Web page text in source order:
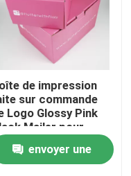
rigide
de impression
sur commande
Logo Glossy Pink
Mailer pour
de jouets
envoyer une